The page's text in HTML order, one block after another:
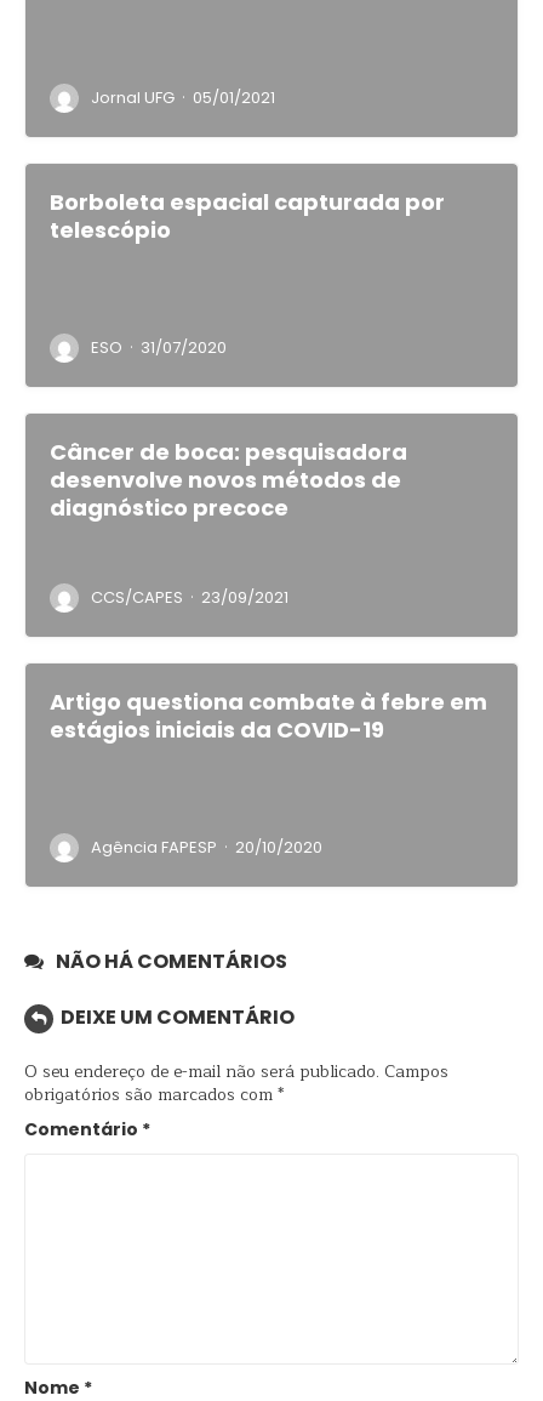
Jornal UFG · 05/01/2021
Borboleta espacial capturada por
telescópio
ESO · 31/07/2020
Câncer de boca: pesquisadora
desenvolve novos métodos de
diagnóstico precoce
CCS/CAPES · 23/09/2021
Artigo questiona combate à febre em
estágios iniciais da COVID-19
Agência FAPESP · 20/10/2020
NÃO HÁ COMENTÁRIOS
DEIXE UM COMENTÁRIO
O seu endereço de e-mail não será publicado. Campos
obrigatórios são marcados com*
Comentário *
Nome *